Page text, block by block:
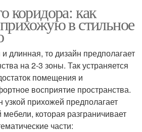
коридора: как
в стильное
длинная, то дизайн предполагает
на 2-3 зоны. Так устраняется
помещения и
восприятие пространства.
прихожей предполагает
которая разграничивает
части: